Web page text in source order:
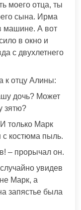
моего отца, ты
сына. Ирма
машине. А вот
в окно и
с двухлетнего
к отцу Алины:
дочь? Может
зятю?
только Марк
с костюма пыль.
– прорычал он.
увидев
Марк, а
запястье была